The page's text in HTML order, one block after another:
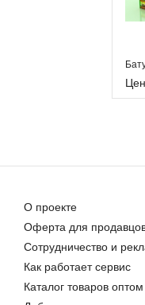
О проекте
Оферта для
Сотрудничество и
Как работает сервис
Каталог товаров оптом